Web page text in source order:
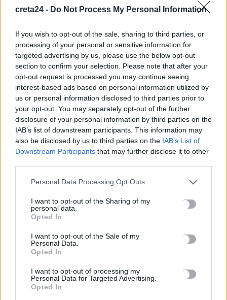
creta24 - Do Not Process My Personal Information
If you wish to opt-out of the sale, sharing to third parties, or
processing of your personal or sensitive information for
targeted advertising by us, please use the below opt-out
section to confirm your selection. Please note that after your
opt-out request is processed you may continue seeing
interest-based ads based on personal information utilized by
us or personal information disclosed to third parties prior to
your opt-out. You may separately opt-out of the further
disclosure of your personal information by third parties on the
IAB’s list of downstream participants. This information may
also be disclosed by us to third parties on the IAB’s List of
Downstream Participants that may further disclose it to other
Personal Data Processing Opt Outs
I want to opt-out of the Sharing of my
personal data.
Opted In
I want to opt-out of the Sale of my
Personal Data.
Opted In
I want to opt-out of processing my
Personal Data for Targeted Advertising.
Opted In
Ερυθρός Σταυρός: Νοσηλεύτρια στα Επείγοντα
ξυλοκοπήθηκε βάναυσα από ασθενή
9 Αυγούστου, 2026
Λουτράκι: 75χρονος βρέθηκε νεκρός δίπλα σε κάδους
απορριμμάτων
9 Αυγούστου, 2026
Τουρνάς: Πάνω από 400 φωτιές σε 10 ημέρες, από αμέλεια το
Σκιάθος: Ανήλικος κατήγγειλε 17χρονο για βιασμό – Τον
απειλούσε με διαρροή βίντεο στο διαδίκτυο
Κίσσαμος: Συνελήφθη 32χρονος για πέντε κλοπές από
9 Αυγούστου, 2026